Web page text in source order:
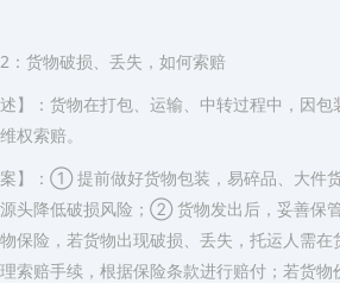
：货物破损、丢失，如何索赔
述】：货物在打包、运输、中转过程中，因
权索赔。
案】：① 提前做好货物包装，易碎品、大件
头降低破损风险；② 货物发出后，妥善保
保险，若货物出现破损、丢失，托运人需
索赔手续，根据保险条款进行赔付；若货物